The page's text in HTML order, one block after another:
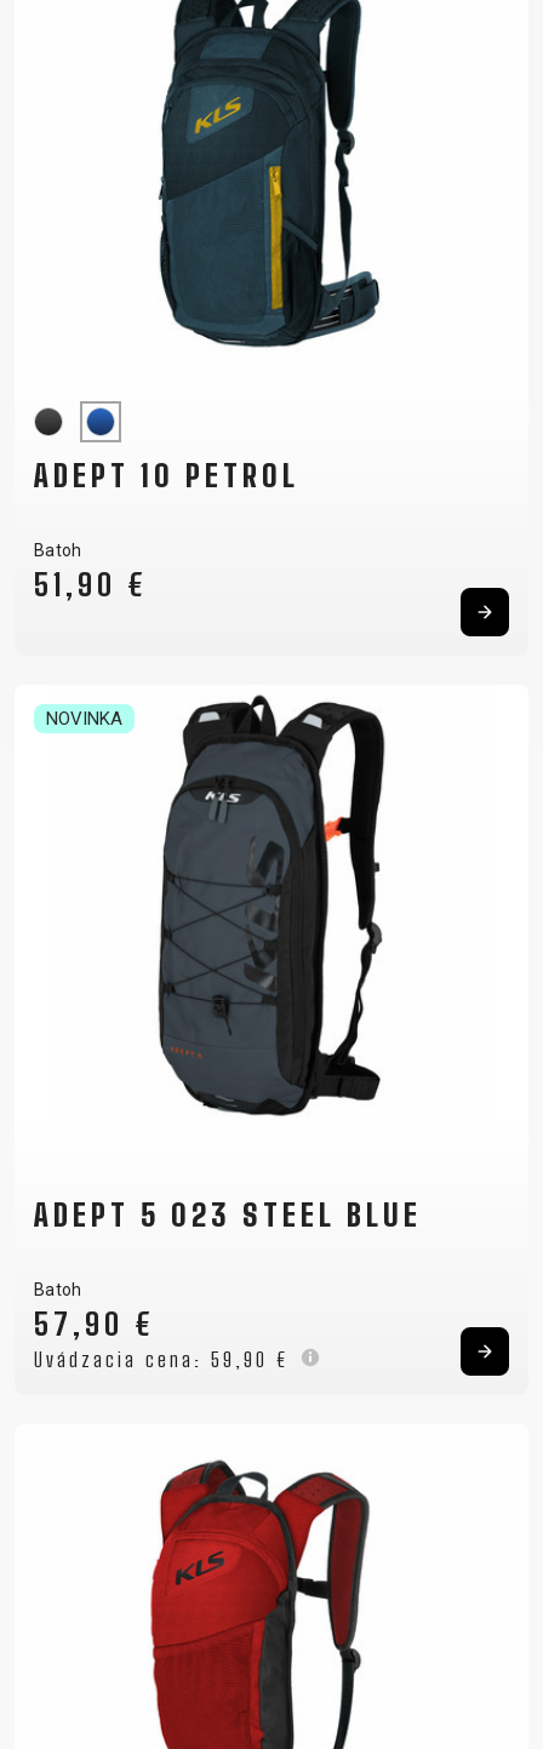
ADEPT 10 PETROL
Batoh
51,90 €
NOVINKA
ADEPT 5 023 STEEL BLUE
Batoh
57,90 €
Uvádzacia cena: 59,90 €